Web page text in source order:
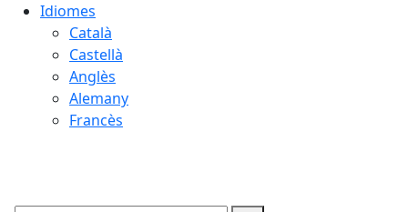
Idiomes
Català
Castellà
Anglès
Alemany
Francès